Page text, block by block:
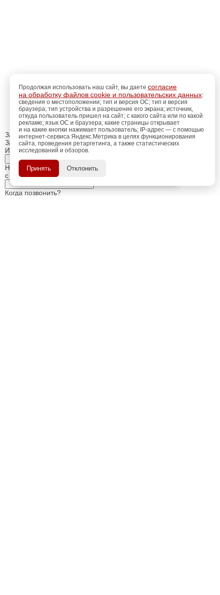
Продолжая использовать наш сайт, вы даете согласие
на обработку файлов cookie и пользовательских данных:
сведения о местоположении; тип и версия ОС; тип и версия
браузера; тип устройства и разрешение его экрана; источник,
откуда пользователь пришел на сайт; с какого сайта или по какой
рекламе; язык ОС и браузера; какие страницы открывает
и на какие кнопки нажимает пользователь; IP-адрес — с помощью
интернет-сервиса Яндекс.Метрика в целях функционирования
сайта, проведения ретаргетинга, а также статистических
исследований и обзоров.
Принять Отклонить
Закрыть
Заказ обратного звонка
Имя Отчество:
Номер телефона:
с кодом города
Когда позвонить?
Пройдитерегистрацию
использования
дополнительных возможностей